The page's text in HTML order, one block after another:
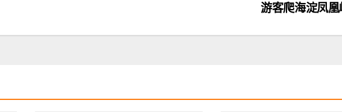
游客爬海淀凤凰